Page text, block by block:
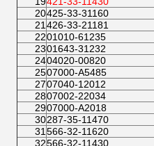
20425-33-31160
21 426-33-21181
2201010-61235
2301643-31232
2404020-00820
2507000-A5485
2707040-12012
2807002-22034
2907000-A2018
30287-35-11470
31 566-32-11620
32566-32-11430